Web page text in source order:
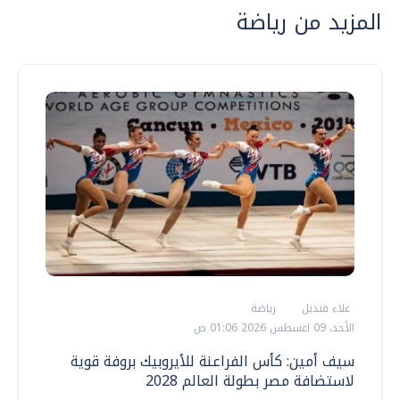
المزيد من رياضة
علاء قنديل
رياضة
الأحد، 09 اغسطس 2026 01:06 ص
سيف أمين: كأس الفراعنة للأيروبيك بروفة قوية
لاستضافة مصر بطولة العالم 2028